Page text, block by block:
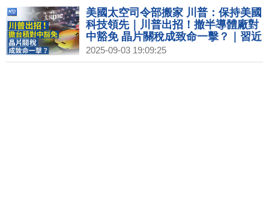
美國太空司令部搬家 川普：保持美國
科技領先｜川普出招！撤半導體廠對
中豁免 晶片關稅成致命一擊？｜習近
平白送20億給成員國 引輿論炮轟｜數
發部：3條國際海纜斷線 EAC2斷在
2025-09-03 19:09:25